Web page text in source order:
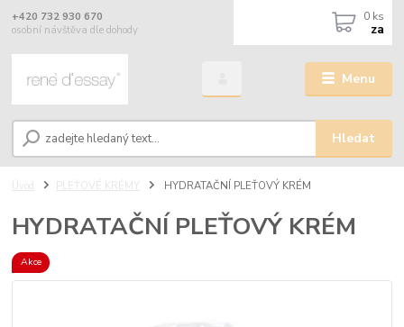
Menu
Hledat
+420 732 930 670
osobní návštěva dle dohody
0 ks
za
Úvod PLEŤOVÉ KRÉMY HYDRATAČNÍ PLEŤOVÝ KRÉM
HYDRATAČNÍ PLEŤOVÝ KRÉM
Akce